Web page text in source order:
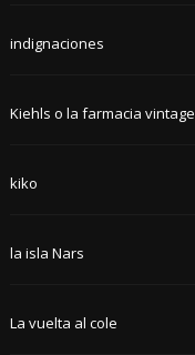
indignaciones
Kiehls o la farmacia vintage
kiko
la isla Nars
La vuelta al cole